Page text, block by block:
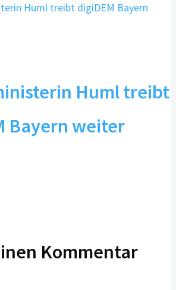
Huml treibt
Bayern weiter
Kommentar